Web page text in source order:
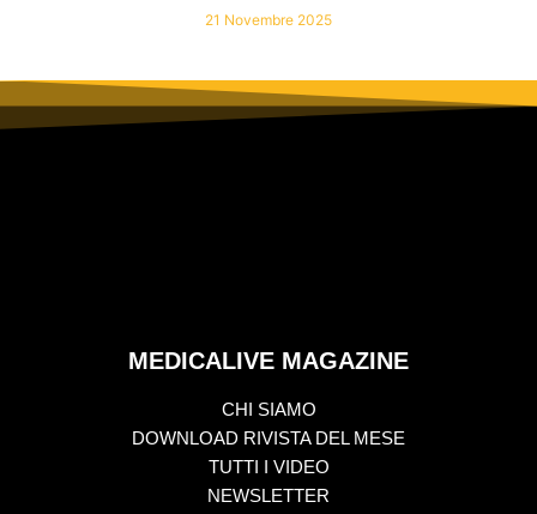
21 Novembre 2025
MEDICALIVE MAGAZINE
CHI SIAMO
DOWNLOAD RIVISTA DEL MESE
TUTTI I VIDEO
NEWSLETTER